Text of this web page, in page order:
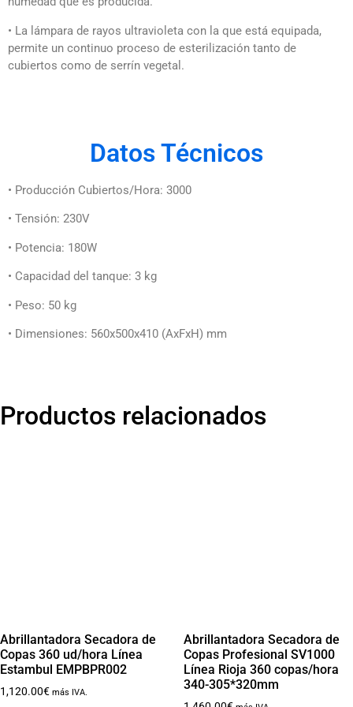
• La lámpara de rayos ultravioleta con la que está equipada,
permite un continuo proceso de esterilización tanto de
cubiertos como de serrín vegetal.
Datos Técnicos
• Producción Cubiertos/Hora: 3000
• Tensión: 230V
• Potencia: 180W
• Capacidad del tanque: 3 kg
• Peso: 50 kg
• Dimensiones: 560x500x410 (AxFxH) mm
Productos relacionados
Abrillantadora Secadora de
Copas 360 ud/hora Línea
Estambul EMPBPR002
1,120.00€ más IVA.
Abrillantadora Secadora de
Copas Profesional SV1000
Línea Rioja 360 copas/hora
340-305*320mm